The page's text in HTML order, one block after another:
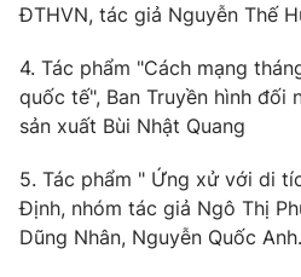
ĐTHVN, tác giả Nguyễn Thế
4. Tác phẩm "Cách mạng
quốc tế", Ban Truyền hình đối
sản xuất Bùi Nhật Quang
5. Tác phẩm " Ứng xử với di
Định, nhóm tác giả Ngô Thị
Dũng Nhân, Nguyễn Quốc Anh.